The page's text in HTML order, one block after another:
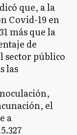
que, a la
Covid-19 en
más que la
de
sector público
las
el
a